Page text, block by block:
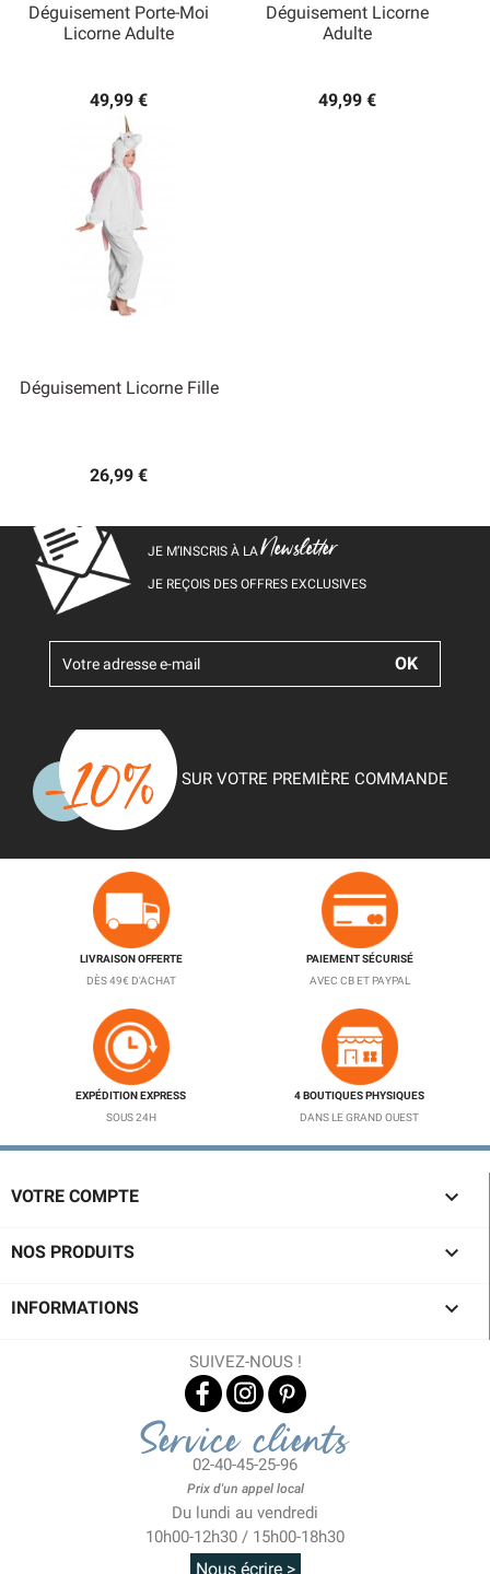
Déguisement Porte-Moi
Licorne Adulte
49,99 €
Déguisement Licorne
Adulte
49,99 €
Déguisement Licorne Fille
26,99 €
JE M’INSCRIS À LANewsletter
JE REÇOIS DES OFFRES EXCLUSIVES
SUR VOTRE PREMIÈRE COMMANDE
LIVRAISON OFFERTE
DÈS 49€ D'ACHAT
PAIEMENT SÉCURISÉ
AVEC CB ET PAYPAL
EXPÉDITION EXPRESS
SOUS 24H
4 BOUTIQUES PHYSIQUES
DANS LE GRAND OUEST
VOTRE COMPTE 
NOS PRODUITS 
INFORMATIONS 
SUIVEZ-NOUS !
Service clients
02-40-45-25-96
Prix d'un appel local
Du lundi au vendredi
10h00-12h30 / 15h00-18h30
Nous écrire >